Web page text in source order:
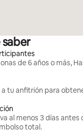
de 6 años o más,
a tu anfitrión para
al menos 3 días antes
total.